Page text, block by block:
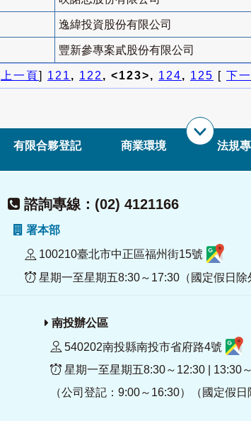
逸緯投資股份有限公司
豐新參專案貳股份有限公司
上一頁] 121, 122, <123>, 124, 125 [ 下
有限合夥登記 商業環境 法規
諮詢專線：(02) 4121166
署本部
100210臺北市中正區福州街15號
星期一至星期五8:30～17:30（國定假日除
南投辦公區
540202南投縣南投市省府路4號
星期一至星期五8:30～12:30 | 13:30
（公司登記：9:00～16:30）（國定假日